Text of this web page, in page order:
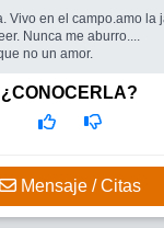
Vivo en el campo.amo la
Nunca me aburro....
no un amor.
¿CONOCERLA?
Mensaje / Citas